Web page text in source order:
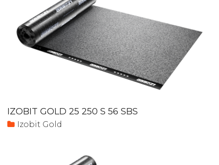
IZOBIT GOLD 25 250 S 56 SBS
Izobit Gold